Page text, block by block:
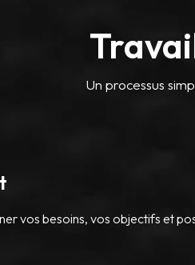
Un processus
vos besoins, vos objectifs et